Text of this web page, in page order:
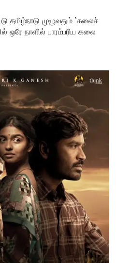
முழுவதும் ‘கலைச்
ஒரே நாளில் பாரம்பரிய கலை